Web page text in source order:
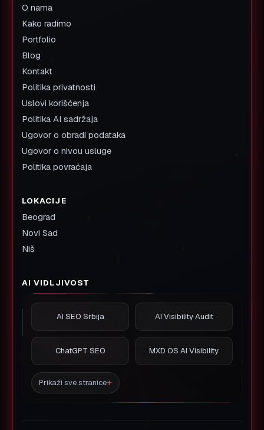
O nama
Kako radimo
Portfolio
Blog
Kontakt
Politika privatnosti
Uslovi korišćenja
Politika AI sadržaja
Ugovor o obradi podataka
Ugovor o nivou usluge
Politika povraćaja
LOKACIJE
Beograd
Novi Sad
Niš
AI VIDLJIVOST
AI SEO Srbija AI Visibility Audit
ChatGPT SEO MXD OS AI Visibility
Prikaži sve stranice